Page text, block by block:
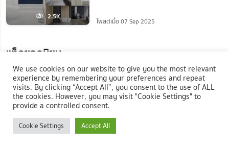
2.5K
โพสต์เมื่อ 07 Sep 2025
แท็กยอดนิยม
#หญ้าเทียม
#บริษัท เคทีเอ็ม ลิฟวิ่งมอลล์ จำกัด
#Natthanan
#ตู้เอกสาร #Elegant Decor
We use cookies on our website to give you the most relevant
experience by remembering your preferences and repeat
visits. By clicking “Accept All”, you consent to the use of ALL
the cookies. However, you may visit "Cookie Settings" to
provide a controlled consent.
Cookie Settings Accept All